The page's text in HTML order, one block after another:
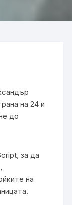
на 24 и
до
за да
на